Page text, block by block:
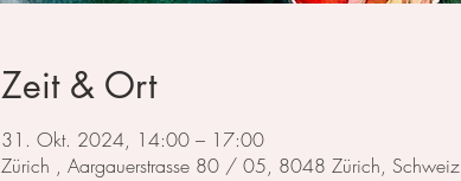
Zeit & Ort
31. Okt. 2024, 14:00 – 17:00
Zürich , Aargauerstrasse 80 / 05, 8048 Zürich, Schweiz